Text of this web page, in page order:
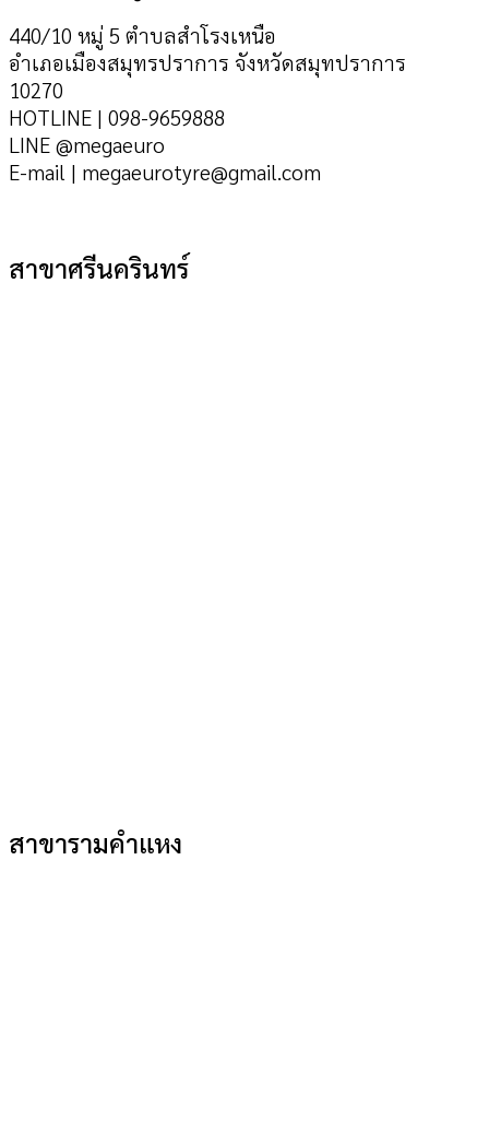
440/10 หมู่ 5 ตำบลสำโรงเหนือ
อำเภอเมืองสมุทรปราการ จังหวัดสมุทปราการ
10270
HOTLINE | 098-9659888
LINE @megaeuro
E-mail | megaeurotyre@gmail.com
สาขาศรีนครินทร์
สาขารามคำแหง